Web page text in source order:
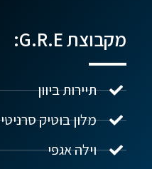
מקבוצת G.R.E:
תיירות ביוון
מלון בוטיק סרניטי
וילה אגפי
נדל"ן ביוון G.R.E